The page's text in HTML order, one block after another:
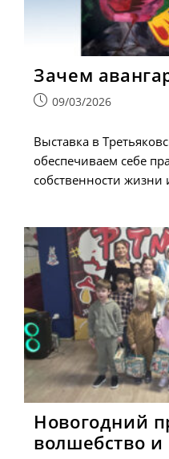
Зачем
Запись09/03/2026
Выставка в
обеспечиваем себе
собственности жизни
Новогодний
волшебство